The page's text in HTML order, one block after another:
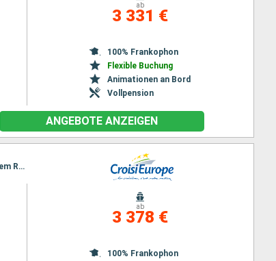
ab
3 331 €
100% Frankophon
Flexible Buchung
Animationen an Bord
Vollpension
ANGEBOTE ANZEIGEN
Reiseroute : Ho Chi Minh-Stadt, Cai Be, Sa Dec, Chau Doc, Phnom Penh, Kampong Chhnang, Koh Chen, Siem Reap, Angkor (Angkor Wat), Siem Reap, Angkor (Angkor Wat)
ab
3 378 €
100% Frankophon